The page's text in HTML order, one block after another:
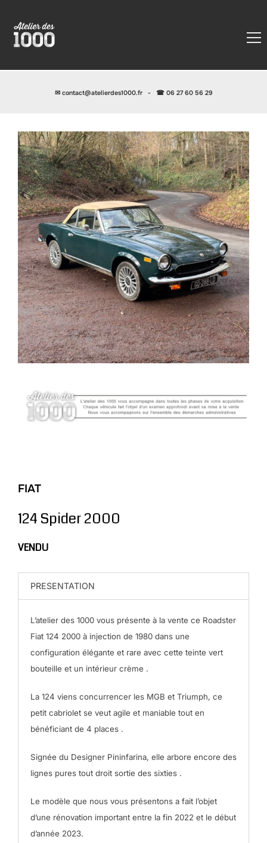
✉ contact@atelierdes1000.fr- ☎ 06 27 60 56 29
FIAT
124 Spider 2000
VENDU
PRESENTATION
L’atelier des 1000 vous présente à la vente ce Roadster
Fiat 124 2000 à injection de 1980 dans une
configuration élégante et rare avec cette teinte vert
bouteille et un intérieur crème .
La 124 viens concurrencer les MGB et Triumph, ce
petit cabriolet se veut agile et maniable tout en
bénéficiant de 4 places .
Signée du Designer Pininfarina, elle arbore encore des
lignes pures tout droit sortie des sixties .
Le modèle que nous vous présentons a fait l’objet
d’une rénovation important entre la fin 2022 et le début
d’année 2023.